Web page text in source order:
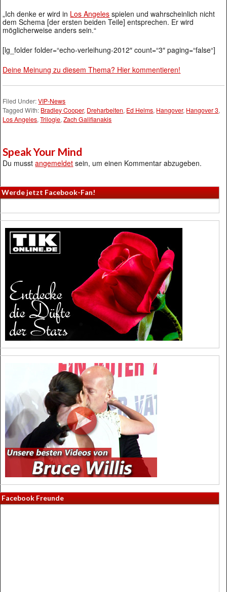
„Ich denke er wird in Los Angeles spielen und wahrscheinlich nicht
dem Schema [der ersten beiden Teile] entsprechen. Er wird
möglicherweise anders sein.“
[lg_folder folder=“echo-verleihung-2012″ count=“3″ paging=“false“]
Deine Meinung zu diesem Thema? Hier kommentieren!
Filed Under:VIP-News
Tagged With: Bradley Cooper, Dreharbeiten, Ed Helms, Hangover, Hangover 3,
Los Angeles,Trilogie,Zach Galifianakis
Speak Your Mind
Du musstangemeldet sein, um einen Kommentar abzugeben.
Werde jetzt Facebook-Fan!
Facebook Freunde